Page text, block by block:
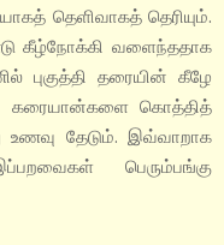
தெளிவாகத் தெரியும்.
கீழ்நோக்கி வளைந்ததாக
தரையின் கீழே
கரையான்களை கொத்தித்
உணவு தேடும். இவ்வாறாக
பெரும்பங்கு